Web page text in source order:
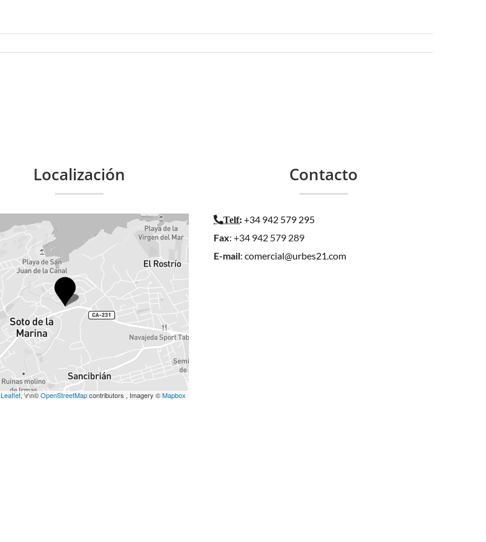
Localización
Leaflet, \r\n©OpenStreetMapcontributors , Imagery ©Mapbox
Contacto
Telf: +34 942 579 295
Fax: +34 942 579 289
E-mail:comercial@urbes21.com